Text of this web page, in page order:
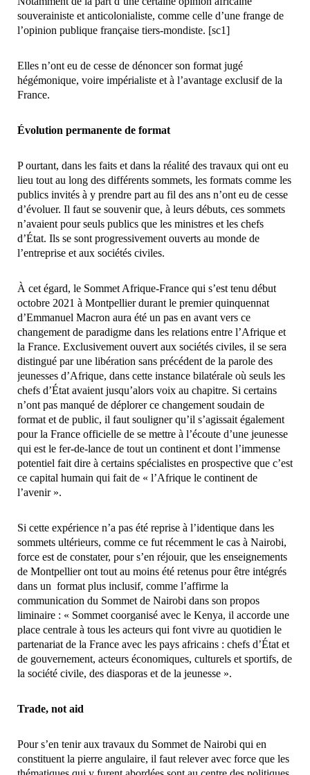
souverainiste et anticolonialiste, comme celle d’une frange de
l’opinion publique française tiers-mondiste. [sc1]
Elles n’ont eu de cesse de dénoncer son format jugé
hégémonique, voire impérialiste et à l’avantage exclusif de la
France.
Évolution permanente de format
P ourtant, dans les faits et dans la réalité des travaux qui ont eu
lieu tout au long des différents sommets, les formats comme les
publics invités à y prendre part au fil des ans n’ont eu de cesse
d’évoluer. Il faut se souvenir que, à leurs débuts, ces sommets
n’avaient pour seuls publics que les ministres et les chefs
d’État. Ils se sont progressivement ouverts au monde de
l’entreprise et aux sociétés civiles.
À cet égard, le Sommet Afrique-France qui s’est tenu début
octobre 2021 à Montpellier durant le premier quinquennat
d’Emmanuel Macron aura été un pas en avant vers ce
changement de paradigme dans les relations entre l’Afrique et
la France. Exclusivement ouvert aux sociétés civiles, il se sera
distingué par une libération sans précédent de la parole des
jeunesses d’Afrique, dans cette instance bilatérale où seuls les
chefs d’État avaient jusqu’alors voix au chapitre. Si certains
n’ont pas manqué de déplorer ce changement soudain de
format et de public, il faut souligner qu’il s’agissait également
pour la France officielle de se mettre à l’écoute d’une jeunesse
qui est le fer-de-lance de tout un continent et dont l’immense
potentiel fait dire à certains spécialistes en prospective que c’est
ce capital humain qui fait de « l’Afrique le continent de
l’avenir ».
Si cette expérience n’a pas été reprise à l’identique dans les
sommets ultérieurs, comme ce fut récemment le cas à Nairobi,
force est de constater, pour s’en réjouir, que les enseignements
de Montpellier ont tout au moins été retenus pour être intégrés
dans un format plus inclusif, comme l’affirme la
communication du Sommet de Nairobi dans son propos
liminaire : « Sommet coorganisé avec le Kenya, il accorde une
place centrale à tous les acteurs qui font vivre au quotidien le
partenariat de la France avec les pays africains : chefs d’État et
de gouvernement, acteurs économiques, culturels et sportifs, de
la société civile, des diasporas et de la jeunesse ».
Trade, not aid
Pour s’en tenir aux travaux du Sommet de Nairobi qui en
constituent la pierre angulaire, il faut relever avec force que les